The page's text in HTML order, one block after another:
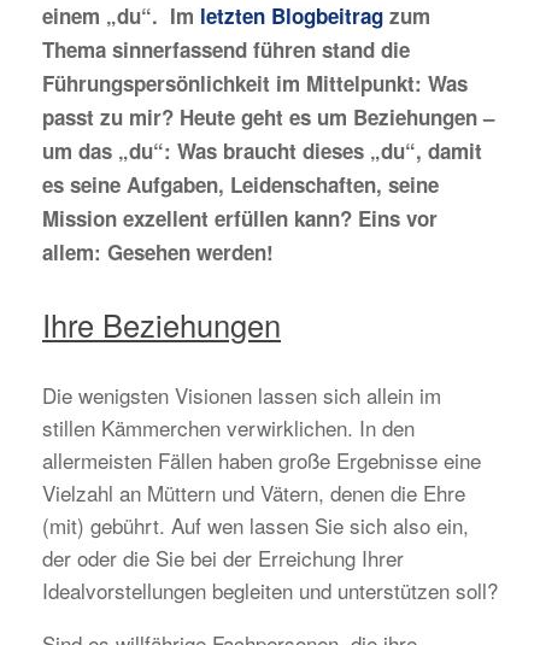
einem „du“. Im letzten Blogbeitrag zum
Thema sinnerfassend führen stand die
Führungspersönlichkeit im Mittelpunkt: Was
passt zu mir? Heute geht es um Beziehungen –
um das „du“: Was braucht dieses „du“, damit
es seine Aufgaben, Leidenschaften, seine
Mission exzellent erfüllen kann? Eins vor
allem: Gesehen werden!
Ihre Beziehungen
Die wenigsten Visionen lassen sich allein im
stillen Kämmerchen verwirklichen. In den
allermeisten Fällen haben große Ergebnisse eine
Vielzahl an Müttern und Vätern, denen die Ehre
(mit) gebührt. Auf wen lassen Sie sich also ein,
der oder die Sie bei der Erreichung Ihrer
Idealvorstellungen begleiten und unterstützen soll?